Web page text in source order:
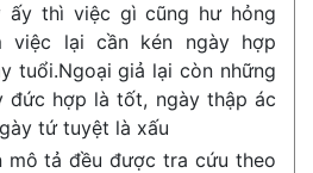
ấy thì việc gì cũng hư hỏng
việc lại cần kén ngày hợp
tuổi.Ngoại giả lại còn những
đức hợp là tốt, ngày thập ác
tứ tuyệt là xấu
mô tả đều được tra cứu theo